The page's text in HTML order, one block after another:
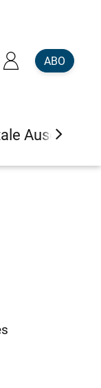
ABO
Ausgaben